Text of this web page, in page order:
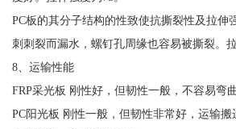
PC板的其分子结构的性致使抗撕裂性及拉伸
刺刺裂而漏水，螺钉孔周缘也容易被撕裂。拉
8、运输性能
FRP采光板 刚性好，但韧性一般，不容易弯
PC阳光板 刚性一般，但韧性非常好，运输